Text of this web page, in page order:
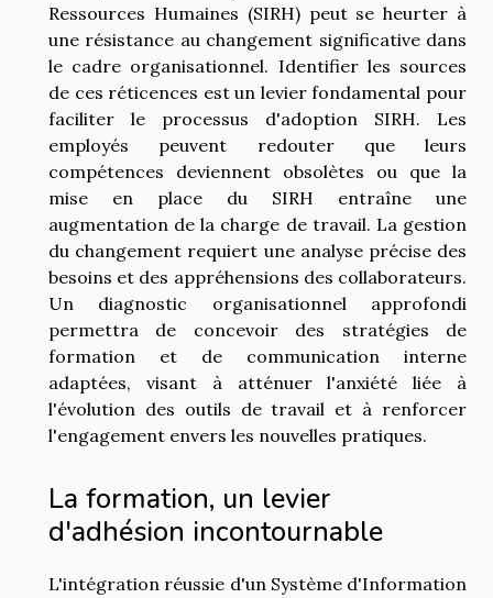
Ressources Humaines (SIRH) peut se heurter à
une résistance au changement significative dans
le cadre organisationnel. Identifier les sources
de ces réticences est un levier fondamental pour
faciliter le processus d'adoption SIRH. Les
employés peuvent redouter que leurs
compétences deviennent obsolètes ou que la
mise en place du SIRH entraîne une
augmentation de la charge de travail. La gestion
du changement requiert une analyse précise des
besoins et des appréhensions des collaborateurs.
Un diagnostic organisationnel approfondi
permettra de concevoir des stratégies de
formation et de communication interne
adaptées, visant à atténuer l'anxiété liée à
l'évolution des outils de travail et à renforcer
l'engagement envers les nouvelles pratiques.
La formation, un levier
d'adhésion incontournable
L'intégration réussie d'un Système d'Information